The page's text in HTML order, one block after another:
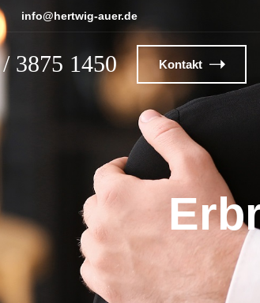
info@hertwig-auer.de
3875 1450 Kontakt